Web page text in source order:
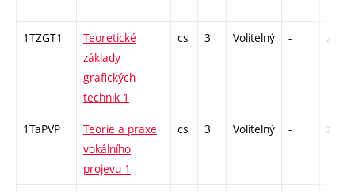
1TZGT1
Teoretické
základy
grafických
technik 1
cs 3 Volitelný - zk
1TaPVP
Teorie a praxe
vokálního
projevu 1
cs 3 Volitelný - zá